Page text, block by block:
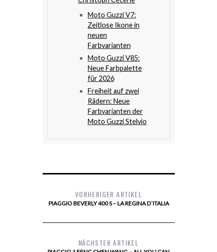
Moto Guzzi V7:
Zeitlose Ikone in
neuen
Farbvarianten
Moto Guzzi V85:
Neue Farbpalette
für 2026
Freiheit auf zwei
Rädern: Neue
Farbvarianten der
Moto Guzzi Stelvio
VORHERIGER ARTIKEL
PIAGGIO BEVERLY 400 S – LA REGINA D´ITALIA
NÄCHSTER ARTIKEL